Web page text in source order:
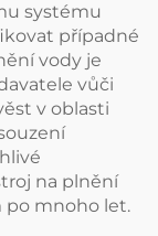
systému
případné
vody je
vůči
v oblasti
na plnění
mnoho let.